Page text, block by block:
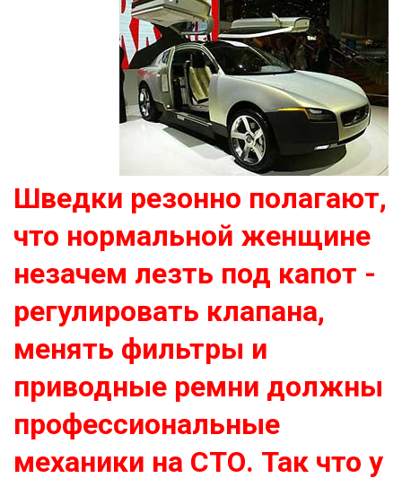
Шведки резонно полагают,
что нормальной женщине
незачем лезть под капот -
регулировать клапана,
менять фильтры и
приводные ремни должны
профессиональные
механики на СТО. Так что у